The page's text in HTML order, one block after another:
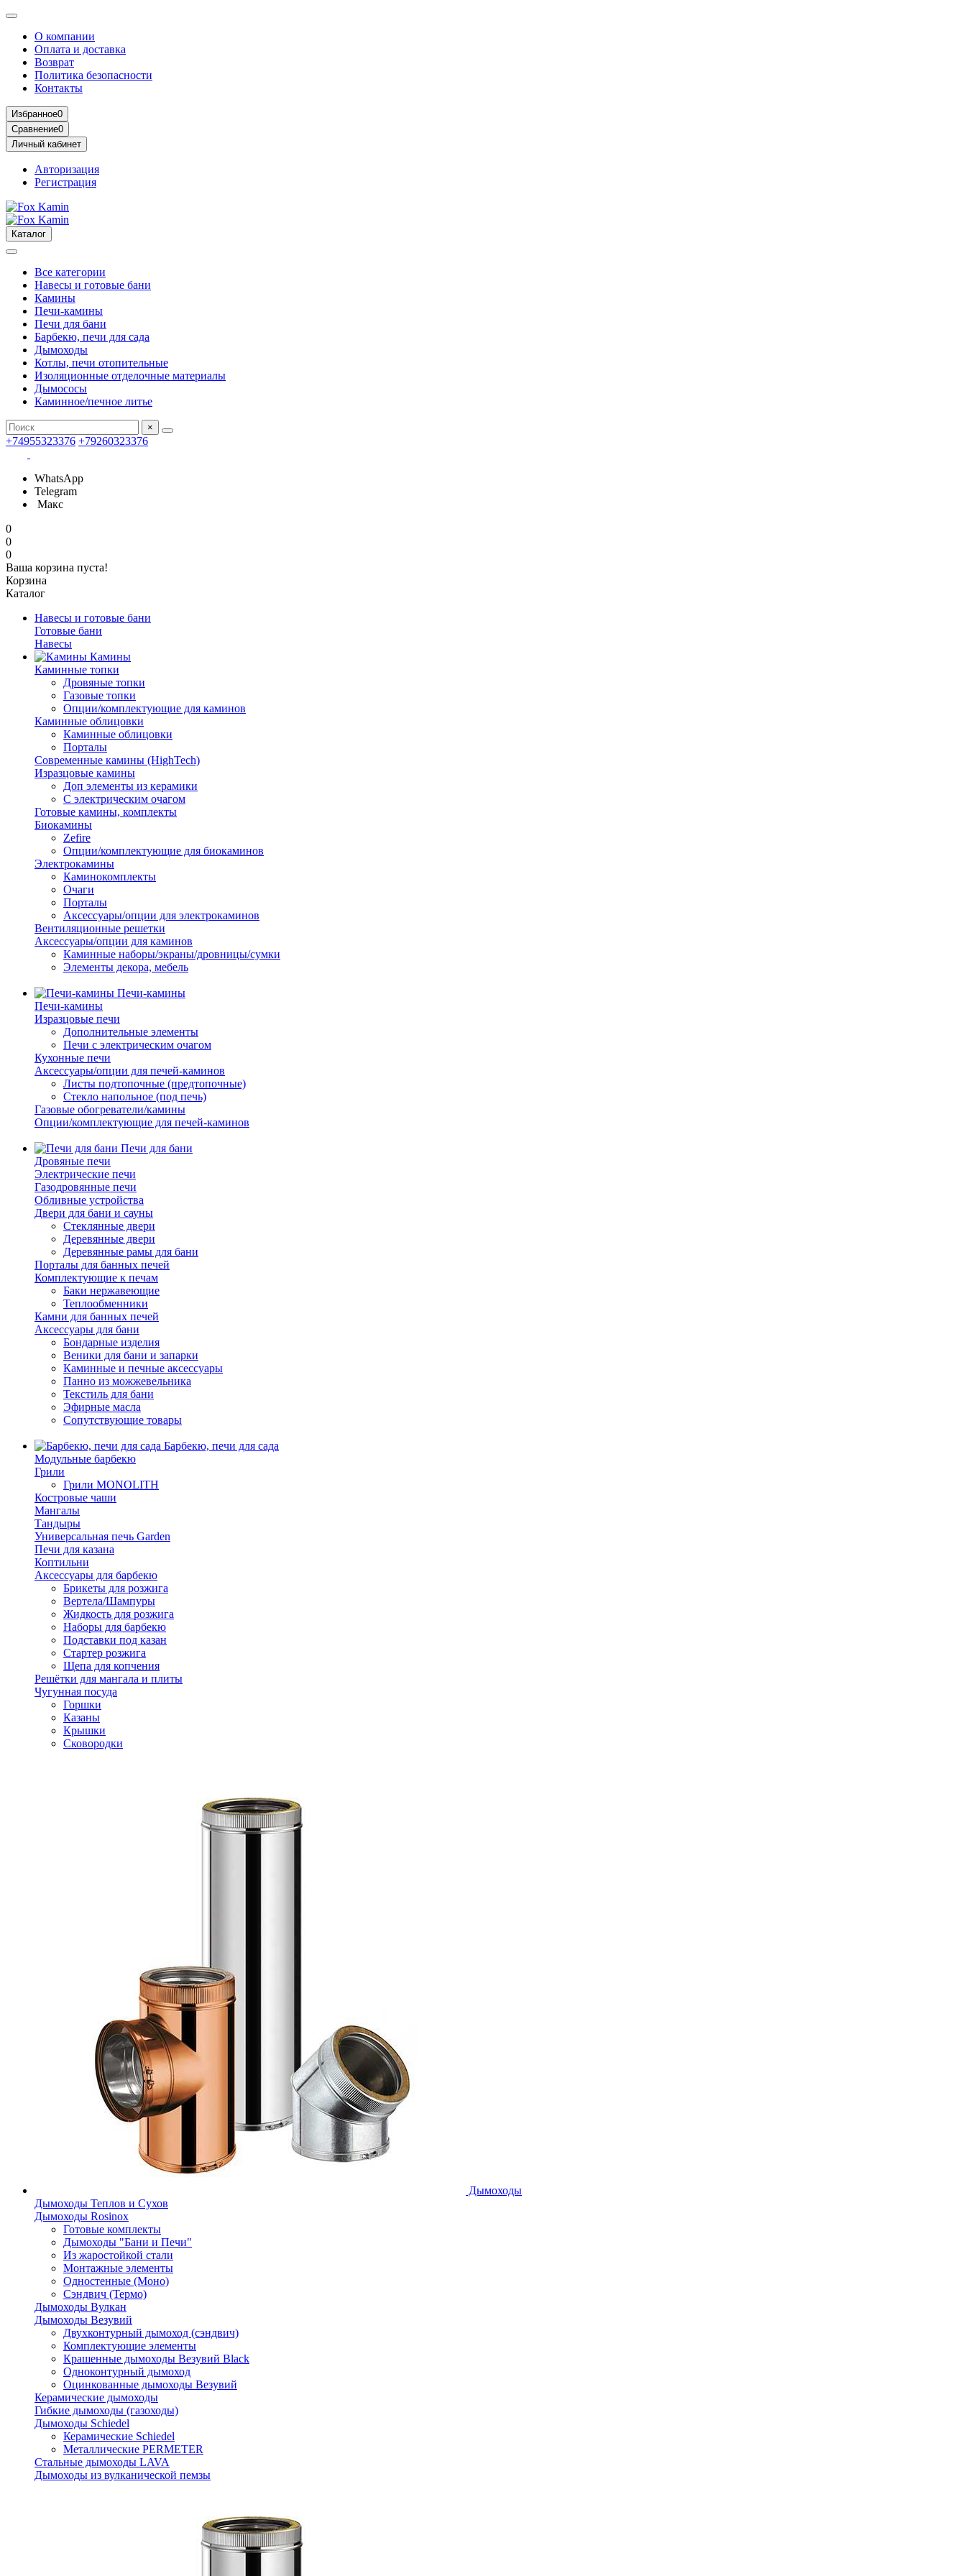
О компании
Оплата и доставка
Возврат
Политика безопасности
Контакты
Избранное0
Сравнение0
Личный кабинет
Авторизация
Регистрация
Каталог
Все категории
Навесы и готовые бани
Камины
Печи-камины
Печи для бани
Барбекю, печи для сада
Дымоходы
Котлы, печи отопительные
Изоляционные отделочные материалы
Дымососы
Каминное/печное литье
×
+74955323376 +79260323376
WhatsApp
Telegram
Макс
0
0
0
Ваша корзина пуста!
Корзина
Каталог
Навесы и готовые бани
Готовые бани
Навесы
Камины
Каминные топки
Дровяные топки
Газовые топки
Опции/комплектующие для каминов
Каминные облицовки
Каминные облицовки
Порталы
Современные камины (HighTech)
Изразцовые камины
Доп элементы из керамики
С электрическим очагом
Готовые камины, комплекты
Биокамины
Zefire
Опции/комплектующие для биокаминов
Электрокамины
Каминокомплекты
Очаги
Порталы
Аксессуары/опции для электрокаминов
Вентиляционные решетки
Аксессуары/опции для каминов
Каминные наборы/экраны/дровницы/сумки
Элементы декора, мебель
Печи-камины
Печи-камины
Изразцовые печи
Дополнительные элементы
Печи с электрическим очагом
Кухонные печи
Аксессуары/опции для печей-каминов
Листы подтопочные (предтопочные)
Стекло напольное (под печь)
Газовые обогреватели/камины
Опции/комплектующие для печей-каминов
Печи для бани
Дровяные печи
Электрические печи
Газодровянные печи
Обливные устройства
Двери для бани и сауны
Стеклянные двери
Деревянные двери
Деревянные рамы для бани
Порталы для банных печей
Комплектующие к печам
Баки нержавеющие
Теплообменники
Камни для банных печей
Аксессуары для бани
Бондарные изделия
Веники для бани и запарки
Каминные и печные аксессуары
Панно из можжевельника
Текстиль для бани
Эфирные масла
Сопутствующие товары
Барбекю, печи для сада
Модульные барбекю
Грили
Грили MONOLITH
Костровые чаши
Мангалы
Тандыры
Универсальная печь Garden
Печи для казана
Коптильни
Аксессуары для барбекю
Брикеты для розжига
Вертела/Шампуры
Жидкость для розжига
Наборы для барбекю
Подставки под казан
Стартер розжига
Щепа для копчения
Решётки для мангала и плиты
Чугунная посуда
Горшки
Казаны
Крышки
Сковородки
Дымоходы
Дымоходы Теплов и Сухов
Дымоходы Rosinox
Готовые комплекты
Дымоходы "Бани и Печи"
Из жаростойкой стали
Монтажные элементы
Одностенные (Моно)
Сэндвич (Термо)
Дымоходы Вулкан
Дымоходы Везувий
Двухконтурный дымоход (сэндвич)
Комплектующие элементы
Крашенные дымоходы Везувий Black
Одноконтурный дымоход
Оцинкованные дымоходы Везувий
Керамические дымоходы
Гибкие дымоходы (газоходы)
Дымоходы Schiedel
Керамические Schiedel
Металлические PERMETER
Стальные дымоходы LAVA
Дымоходы из вулканической пемзы